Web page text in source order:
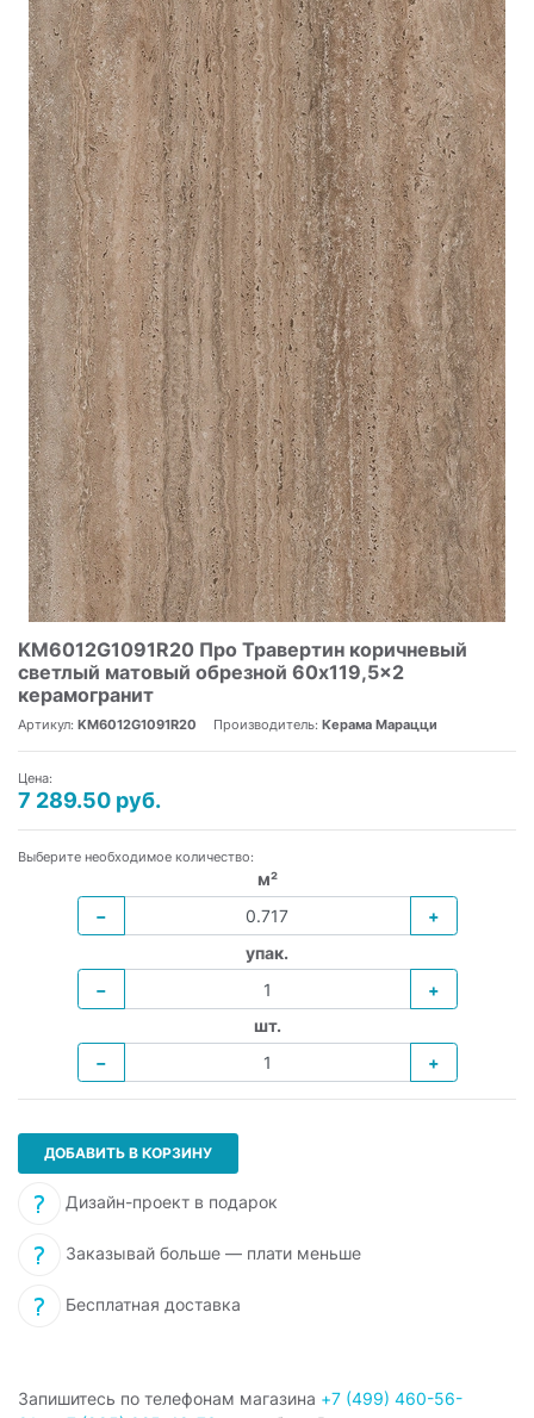
KM6012G1091R20 Про Травертин коричневый
светлый матовый обрезной 60x119,5x2
керамогранит
Артикул: KM6012G1091R20 Производитель: Керама Марацци
Цена:
7 289.50 руб.
Выберите необходимое количество:
м²
−
+
упак.
−
+
шт.
−
+
ДОБАВИТЬ В КОРЗИНУ
Дизайн-проект в подарок
Заказывай больше — плати меньше
Бесплатная доставка
Запишитесь по телефонам магазина +7 (499) 460-56-